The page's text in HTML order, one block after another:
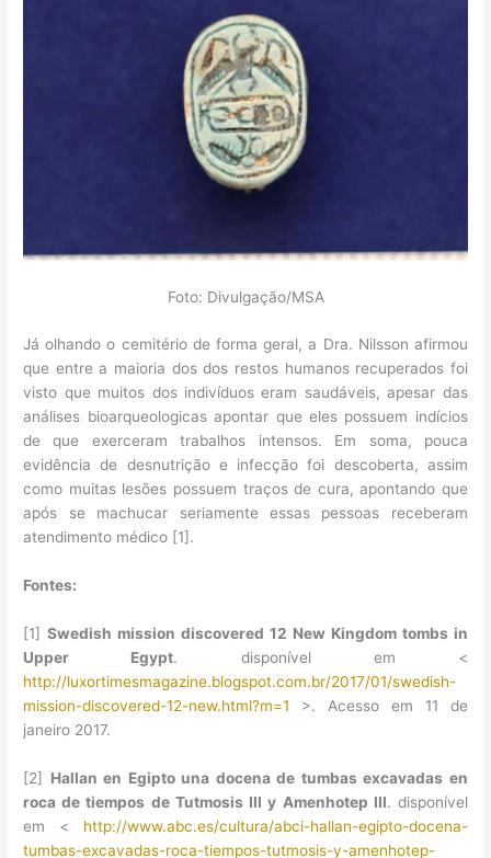
Foto: Divulgação/MSA
Já olhando o cemitério de forma geral, a Dra. Nilsson afirmou
que entre a maioria dos dos restos humanos recuperados foi
visto que muitos dos indivíduos eram saudáveis, apesar das
análises bioarqueologicas apontar que eles possuem indícios
de que exerceram trabalhos intensos. Em soma, pouca
evidência de desnutrição e infecção foi descoberta, assim
como muitas lesões possuem traços de cura, apontando que
após se machucar seriamente essas pessoas receberam
atendimento médico [1].
Fontes:
[1]Swedish mission discovered 12 New Kingdom tombs in
Upper Egypt. disponível em <
http://luxortimesmagazine.blogspot.com.br/2017/01/swedish-
mission-discovered-12-new.html?m=1 >. Acesso em 11 de
janeiro 2017.
[2] Hallan en Egipto una docena de tumbas excavadas en
roca de tiempos de Tutmosis III y Amenhotep III. disponível
em < http://www.abc.es/cultura/abci-hallan-egipto-docena-
tumbas-excavadas-roca-tiempos-tutmosis-y-amenhotep-